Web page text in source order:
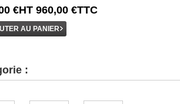
€HT 960,00 €TTC
: